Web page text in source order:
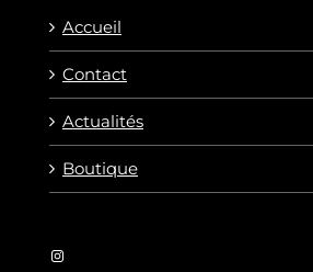
Accueil
Contact
Actualités
Boutique